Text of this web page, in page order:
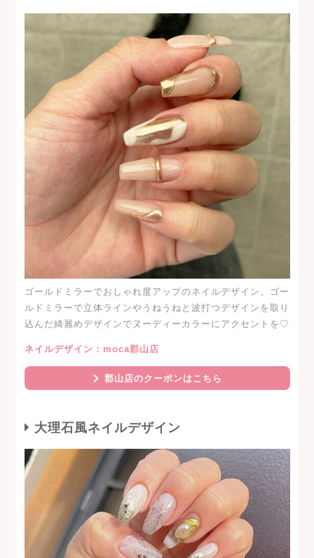
ゴールドミラーでおしゃれ度アップのネイルデザイン。ゴー
ルドミラーで立体ラインやうねうねと波打つデザインを取り
込んだ綺麗めデザインでヌーディーカラーにアクセントを♡
ネイルデザイン：moca郡山店
郡山店のクーポンはこちら
大理石風ネイルデザイン